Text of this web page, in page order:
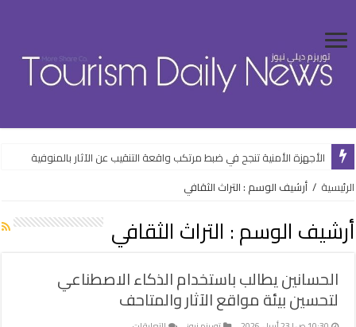
الأجهزة الأمنية تنجح في ضبط مرتكب واقعة التنقيب عن الآثار بالمنوفية
الرئيسية / أرشيف الوسم : التراث الثقافي
أرشيف الوسم : التراث الثقافي
الحسانين يطالب باستخدام الذكاء الاصطناعي
لتحسين بيئة مواقع الآثار والمتاحف